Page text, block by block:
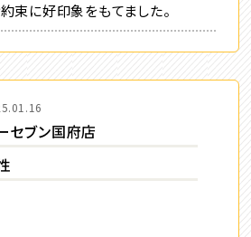
に好印象をもてました。
セブン国府店